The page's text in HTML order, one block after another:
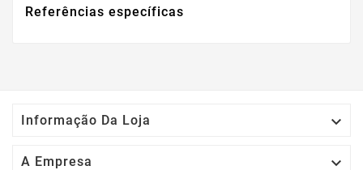
Referências específicas
Informação Da Loja 
A Empresa 